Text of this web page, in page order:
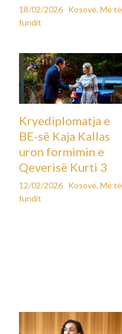
18/02/2026 Kosovë,Më të
fundit
Kryediplomatja e
BE-së Kaja Kallas
uron formimin e
Qeverisë Kurti 3
12/02/2026 Kosovë,Më të
fundit